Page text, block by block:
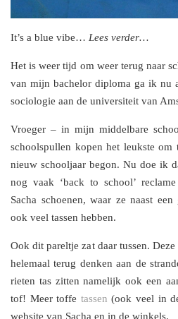
It’s a blue vibe… Lees verder…
Het is weer tijd om weer terug naar
van mijn bachelor diploma ga ik nu
sociologie aan de universiteit van
Vroeger – in mijn middelbare
schoolspullen kopen het leukste om
nieuw schooljaar begon. Nu doe ik
nog vaak ‘back to school’
Sacha schoenen, waar ze naast
ook veel tassen hebben.
Ook dit pareltje zat daar tussen.
helemaal terug denken aan de
rieten tas zitten namelijk ook een
tof! Meer toffe tassen (ook veel in
website van Sacha en in de winkels.